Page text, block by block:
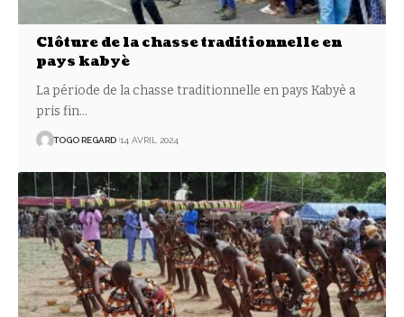
Clôture de la chasse traditionnelle en
pays kabyè
La période de la chasse traditionnelle en pays Kabyè a
pris fin…
TOGO REGARD 14 AVRIL 2024